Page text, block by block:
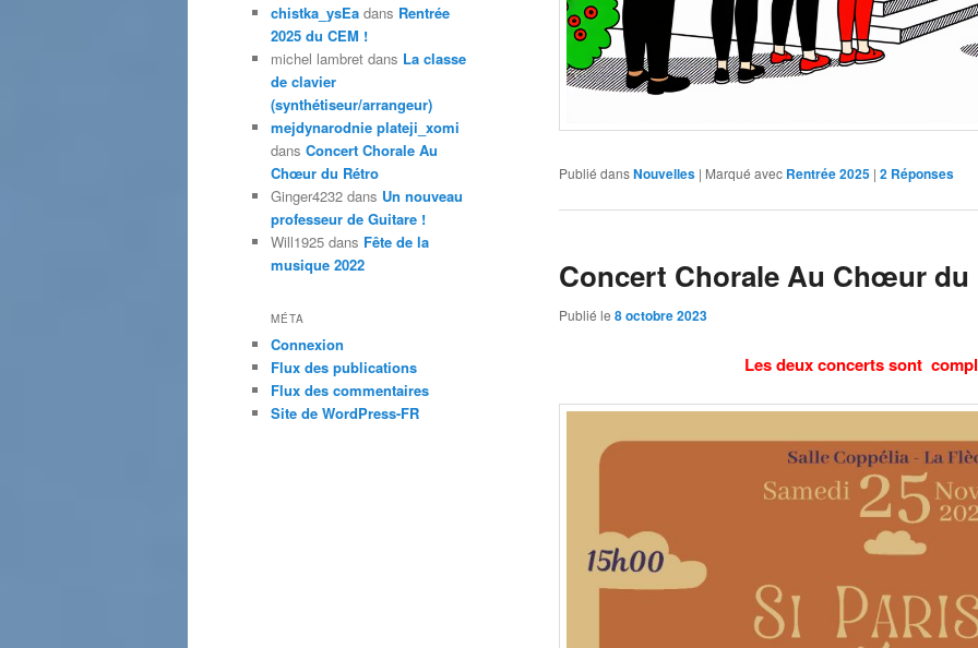
Publié dansNouvelles | Marqué avec Rentrée 2025 | 2 Réponses
Concert Chorale Au Chœur du
Publié le 8 octobre 2023
Les deux concerts sont
chistka_ysEa dans Rentrée
2025 du CEM !
michel lambret dans La classe
de clavier
(synthétiseur/arrangeur)
mejdynarodnie plateji_xomi
dans Concert Chorale Au
Chœur du Rétro
Ginger4232 dans Un nouveau
professeur de Guitare !
Will1925 dans Fête de la
musique 2022
MÉTA
Connexion
Flux des publications
Flux des commentaires
Site de WordPress-FR